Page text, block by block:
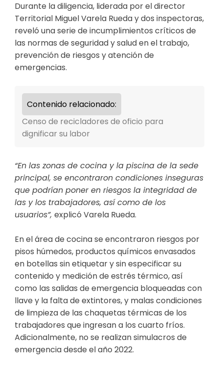
Durante la diligencia, liderada por el director
Territorial Miguel Varela Rueda y dos inspectoras,
reveló una serie de incumplimientos críticos de
las normas de seguridad y salud en el trabajo,
prevención de riesgos y atención de
emergencias.
Contenido relacionado:
Censo de recicladores de oficio para
dignificar su labor
“En las zonas de cocina y la piscina de la sede
principal, se encontraron condiciones inseguras
que podrían poner en riesgos la integridad de
las y los trabajadores, así como de los
usuarios”, explicó Varela Rueda.
En el área de cocina se encontraron riesgos por
pisos húmedos, productos químicos envasados
en botellas sin etiquetar y sin especificar su
contenido y medición de estrés térmico, así
como las salidas de emergencia bloqueadas con
llave y la falta de extintores, y malas condiciones
de limpieza de las chaquetas térmicas de los
trabajadores que ingresan a los cuarto fríos.
Adicionalmente, no se realizan simulacros de
emergencia desde el año 2022.